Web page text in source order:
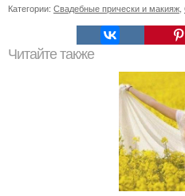
Категории: Свадебные прически и макияж
Читайте также